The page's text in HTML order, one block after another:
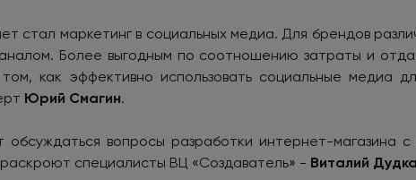
стал маркетинг в социальных медиа. Для брендов
Более выгодным по соотношению затраты и
как эффективно использовать социальные медиа
Юрий Смагин.
вопросы разработки интернет-магазина с
специалисты ВЦ «Создаватель» - Виталий Дудка